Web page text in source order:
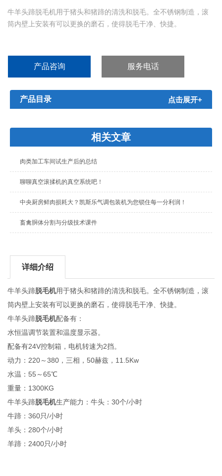
牛羊头蹄脱毛机用于猪头和猪蹄的清洗和脱毛。全不锈钢制造，滚
筒内壁上安装有可以更换的磨石，使得脱毛干净、快捷。
产品咨询 服务电话
产品目录 点击展开+
相关文章
肉类加工车间试生产后的总结
聊聊真空滚揉机的真空系统吧！
中央厨房鲜肉损耗大？凯斯乐气调包装机为您锁住每一分利润！
畜禽胴体分割与分级技术课件
详细介绍
牛羊头蹄脱毛机用于猪头和猪蹄的清洗和脱毛。全不锈钢制造，滚
筒内壁上安装有可以更换的磨石，使得脱毛干净、快捷。
牛羊头蹄脱毛机配备有：
水恒温调节装置和温度显示器。
配备有24V控制箱，电机转速为2挡。
动力：220～380，三相，50赫兹，11.5Kw
水温：55～65℃
重量：1300KG
牛羊头蹄脱毛机生产能力：牛头：30个/小时
牛蹄：360只/小时
羊头：280个/小时
羊蹄：2400只/小时